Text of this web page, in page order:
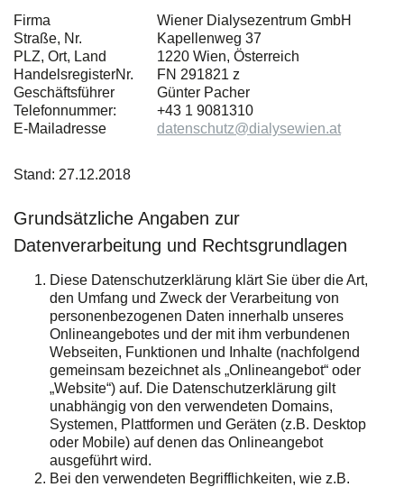
Firma
Wiener Dialysezentrum GmbH
Straße, Nr.
Kapellenweg 37
PLZ, Ort, Land
1220 Wien, Österreich
HandelsregisterNr.
FN 291821 z
Geschäftsführer
Günter Pacher
Telefonnummer:
+43 1 9081310
E-Mailadresse
datenschutz@dialysewien.at
Stand: 27.12.2018
Grundsätzliche Angaben zur
Datenverarbeitung und Rechtsgrundlagen
Diese Datenschutzerklärung klärt Sie über die Art,
den Umfang und Zweck der Verarbeitung von
personenbezogenen Daten innerhalb unseres
Onlineangebotes und der mit ihm verbundenen
Webseiten, Funktionen und Inhalte (nachfolgend
gemeinsam bezeichnet als „Onlineangebot“ oder
„Website“) auf. Die Datenschutzerklärung gilt
unabhängig von den verwendeten Domains,
Systemen, Plattformen und Geräten (z.B. Desktop
oder Mobile) auf denen das Onlineangebot
ausgeführt wird.
Bei den verwendeten Begrifflichkeiten, wie z.B.